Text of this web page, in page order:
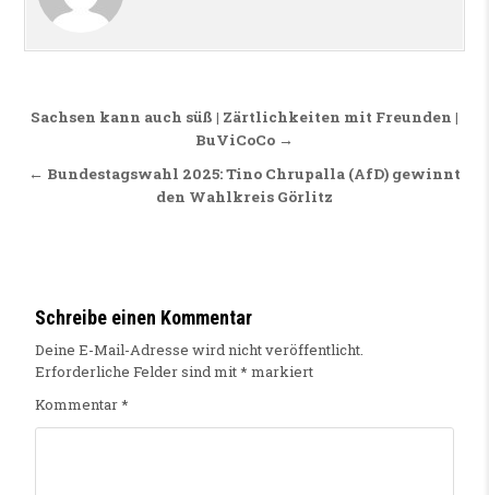
Beitragsnavigation
Sachsen kann auch süß | Zärtlichkeiten mit Freunden |
BuViCoCo →
← Bundestagswahl 2025: Tino Chrupalla (AfD) gewinnt
den Wahlkreis Görlitz
Schreibe einen Kommentar
Deine E-Mail-Adresse wird nicht veröffentlicht.
Erforderliche Felder sind mit* markiert
Kommentar*